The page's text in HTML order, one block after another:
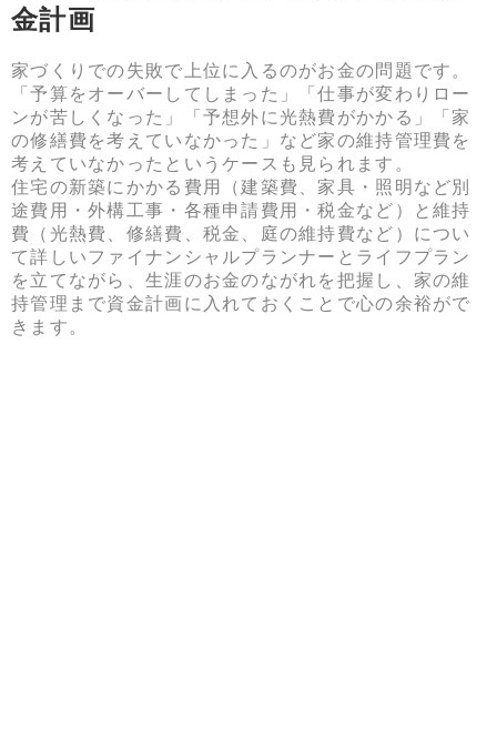
金計画
家づくりでの失敗で上位に入るのがお金の問題です。
「予算をオーバーしてしまった」「仕事が変わりロー
ンが苦しくなった」「予想外に光熱費がかかる」「家
の修繕費を考えていなかった」など家の維持管理費を
考えていなかったというケースも見られます。
住宅の新築にかかる費用（建築費、家具・照明など別
途費用・外構工事・各種申請費用・税金など）と維持
費（光熱費、修繕費、税金、庭の維持費など）につい
て詳しいファイナンシャルプランナーとライフプラン
を立てながら、生涯のお金のながれを把握し、家の維
持管理まで資金計画に入れておくことで心の余裕がで
きます。